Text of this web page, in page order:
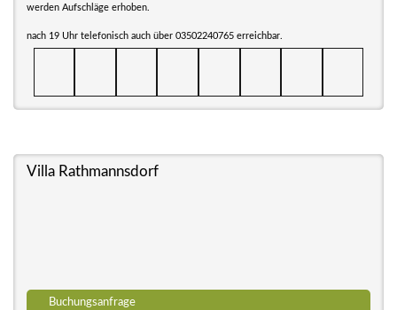
werden Aufschläge erhoben.
nach 19 Uhr telefonisch auch über 03502240765 erreichbar.
Villa Rathmannsdorf
Buchungsanfrage